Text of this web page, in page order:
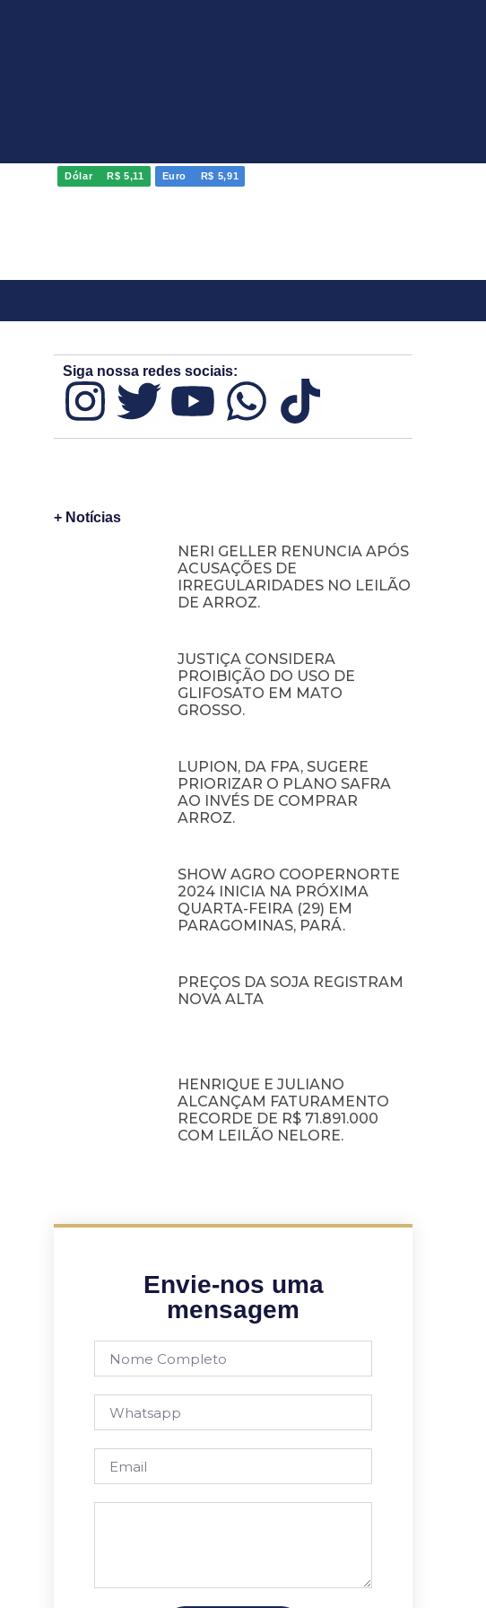
Dólar R$ 5,11 Euro R$ 5,91
Siga nossa redes sociais:
+ Notícias
NERI GELLER RENUNCIA APÓS
ACUSAÇÕES DE
IRREGULARIDADES NO LEILÃO
DE ARROZ.
JUSTIÇA CONSIDERA
PROIBIÇÃO DO USO DE
GLIFOSATO EM MATO
GROSSO.
LUPION, DA FPA, SUGERE
PRIORIZAR O PLANO SAFRA
AO INVÉS DE COMPRAR
ARROZ.
SHOW AGRO COOPERNORTE
2024 INICIA NA PRÓXIMA
QUARTA-FEIRA (29) EM
PARAGOMINAS, PARÁ.
PREÇOS DA SOJA REGISTRAM
NOVA ALTA
HENRIQUE E JULIANO
ALCANÇAM FATURAMENTO
RECORDE DE R$ 71.891.000
COM LEILÃO NELORE.
Envie-nos uma
mensagem